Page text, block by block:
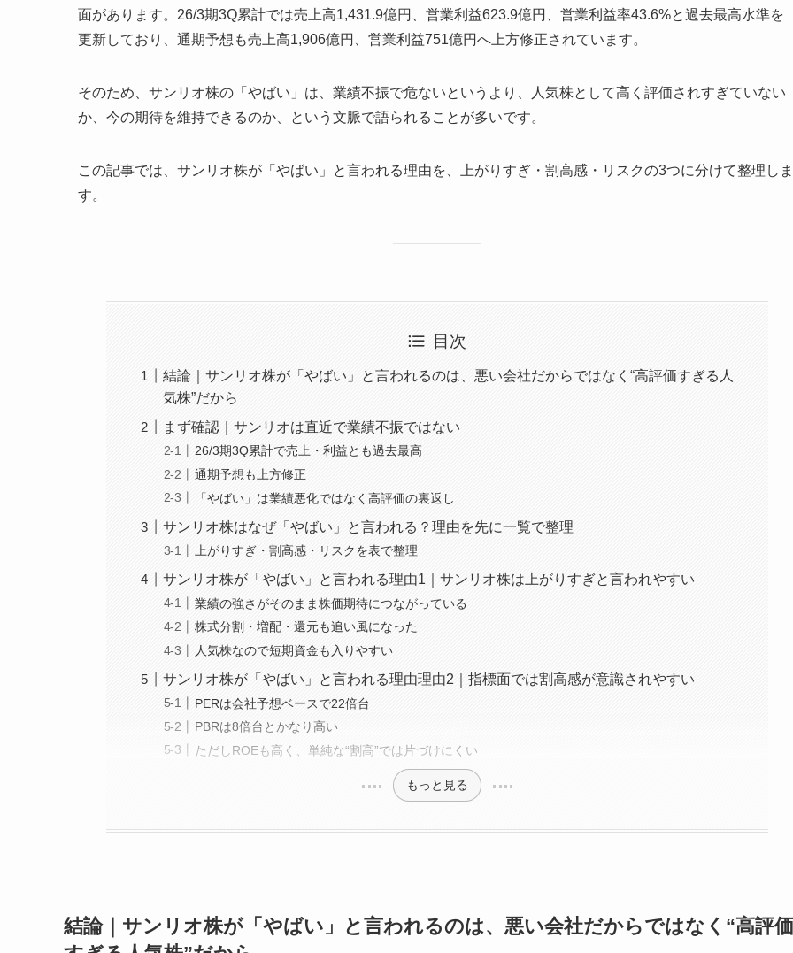
面があります。26/3期3Q累計では売上高1,431.9億円、営業利益623.9億円、営業利益率43.6%と過去最高水準を
更新しており、通期予想も売上高1,906億円、営業利益751億円へ上方修正されています。
そのため、サンリオ株の「やばい」は、業績不振で危ないというより、人気株として高く評価されすぎていない
か、今の期待を維持できるのか、という文脈で語られることが多いです。
この記事では、サンリオ株が「やばい」と言われる理由を、上がりすぎ・割高感・リスクの3つに分けて整理しま
す。
目次
結論｜サンリオ株が「やばい」と言われるのは、悪い会社だからではなく“高評価すぎる人
気株”だから
まず確認｜サンリオは直近で業績不振ではない
26/3期3Q累計で売上・利益とも過去最高
通期予想も上方修正
「やばい」は業績悪化ではなく高評価の裏返し
サンリオ株はなぜ「やばい」と言われる？理由を先に一覧で整理
上がりすぎ・割高感・リスクを表で整理
サンリオ株が「やばい」と言われる理由1｜サンリオ株は上がりすぎと言われやすい
業績の強さがそのまま株価期待につながっている
株式分割・増配・還元も追い風になった
人気株なので短期資金も入りやすい
サンリオ株が「やばい」と言われる理由理由2｜指標面では割高感が意識されやすい
PERは会社予想ベースで22倍台
PBRは8倍台とかなり高い
ただしROEも高く、単純な“割高”では片づけにくい
もっと見る
結論｜サンリオ株が「やばい」と言われるのは、悪い会社だからではなく“高評価